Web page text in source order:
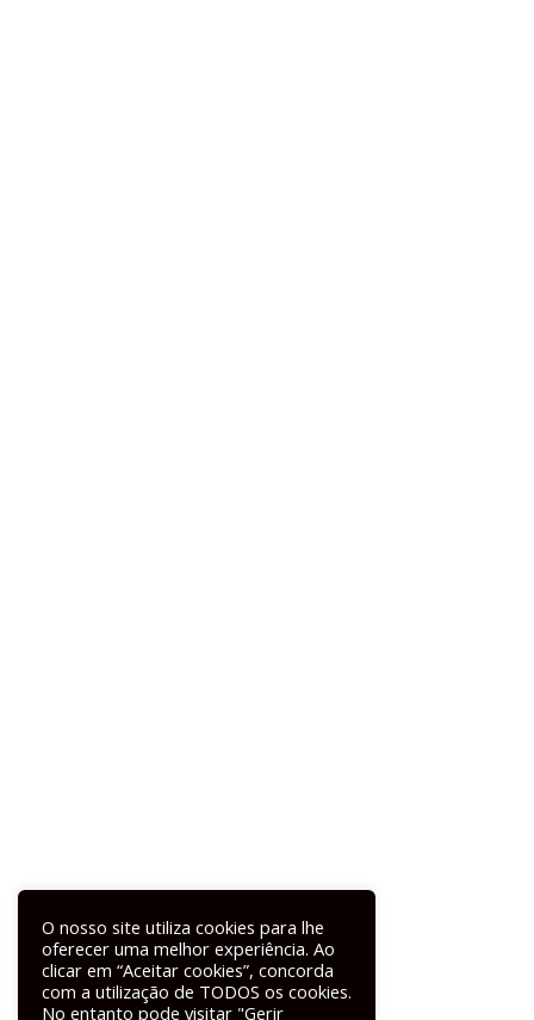
O nosso site utiliza cookies para lhe
oferecer uma melhor experiência. Ao
clicar em “Aceitar cookies”, concorda
com a utilização de TODOS os cookies.
No entanto pode visitar "Gerir